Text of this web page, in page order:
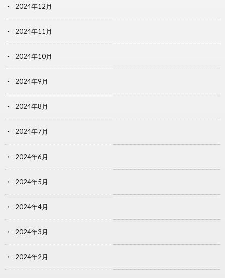
2024年12月
2024年11月
2024年10月
2024年9月
2024年8月
2024年7月
2024年6月
2024年5月
2024年4月
2024年3月
2024年2月